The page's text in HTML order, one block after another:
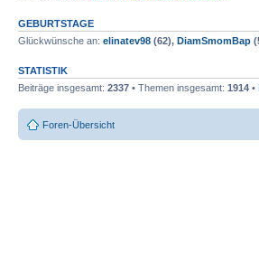
GEBURTSTAGE
Glückwünsche an: elinatev98 (62), DiamSmomBap
STATISTIK
Beiträge insgesamt: 2337 • Themen insgesamt: 1914 •
Foren-Übersicht